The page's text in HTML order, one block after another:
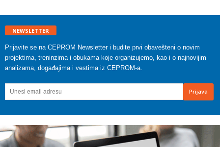
NEWSLETTER
Prijavite se na CEPROM Newsletter i budite prvi obavešteni o novim
projektima, treninzima i obukama koje organizujemo, kao i o najnovijim
analizama, događajima i vestima iz CEPROM-a.